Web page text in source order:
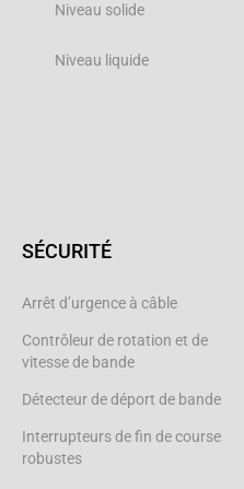
Niveau solide
Niveau liquide
SÉCURITÉ
Arrêt d’urgence à câble
Contrôleur de rotation et de
vitesse de bande
Détecteur de déport de bande
Interrupteurs de fin de course
robustes